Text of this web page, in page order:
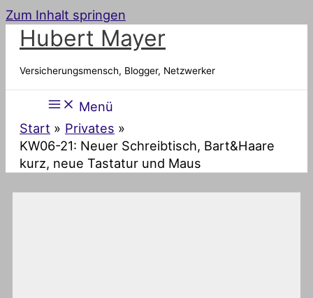
Zum Inhalt springen
Hubert Mayer
Versicherungsmensch, Blogger, Netzwerker
Menü
Start
Privates
KW06-21: Neuer Schreibtisch, Bart&Haare
kurz, neue Tastatur und Maus